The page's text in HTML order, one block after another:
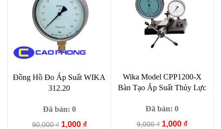
Đồng Hồ Đo Áp Suất WIKA
312.20
Đã bán: 0
90,000₫ Giá
1,000 ₫Giá
Wika Model CPP1200-X
Bàn Tạo Áp Suất Thủy Lực
Đã bán: 0
9,000₫ Giá
1,000 ₫Giá